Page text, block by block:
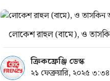
লোকেশ রাহুল (বামে), ও
ক্রিকফ্রেঞ্জি ডেস্ক
২১ ফেব্রুয়ারি, ২০২৫